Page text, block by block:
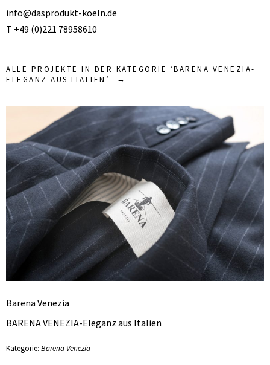
info@dasprodukt-koeln.de
T +49 (0)221 78958610
ALLE PROJEKTE IN DER KATEGORIE ‘BARENA VENEZIA-
ELEGANZ AUS ITALIEN ’
Barena Venezia
BARENA VENEZIA-Eleganz aus Italien
Kategorie: Barena Venezia